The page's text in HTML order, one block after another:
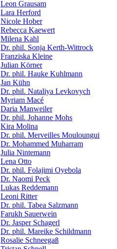
Leon Grausam
Lara Herford
Nicole Hober
Rebecca Kaewert
Milena Kahl
Dr. phil. Sonja Kerth-Wittrock
Franziska Kleine
Julian Körner
Dr. phil. Hauke Kuhlmann
Jan Kühn
Dr. phil. Nataliya Levkovych
Myriam Macé
Daria Manweiler
Dr. phil. Johanne Mohs
Kira Molina
Dr. phil. Merveilles Mouloungui
Dr. Mohammed Muharram
Julia Nintemann
Lena Otto
Dr. phil. Folajimi Oyebola
Dr. Naomi Peck
Lukas Reddemann
Leoni Ritter
Dr. phil. Tabea Salzmann
Farukh Sauerwein
Dr. Jasper Schagerl
Dr. phil. Mareike Schildmann
Rosalie Schneegaß